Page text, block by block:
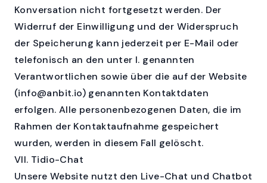
Konversation nicht fortgesetzt werden. Der
Widerruf der Einwilligung und der Widerspruch
der Speicherung kann jederzeit per E-Mail oder
telefonisch an den unter I. genannten
Verantwortlichen sowie über die auf der Website
(info@anbit.io) genannten Kontaktdaten
erfolgen. Alle personenbezogenen Daten, die im
Rahmen der Kontaktaufnahme gespeichert
wurden, werden in diesem Fall gelöscht.
VII. Tidio-Chat
Unsere Website nutzt den Live-Chat und Chatbot